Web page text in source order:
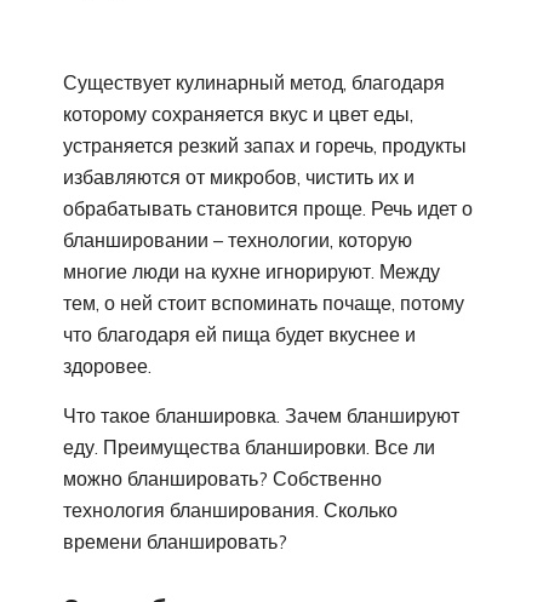
Существует кулинарный метод, благодаря
которому сохраняется вкус и цвет еды,
устраняется резкий запах и горечь, продукты
избавляются от микробов, чистить их и
обрабатывать становится проще. Речь идет о
бланшировании – технологии, которую
многие люди на кухне игнорируют. Между
тем, о ней стоит вспоминать почаще, потому
что благодаря ей пища будет вкуснее и
здоровее.
Что такое бланшировка. Зачем бланшируют
еду. Преимущества бланшировки. Все ли
можно бланшировать? Собственно
технология бланширования. Сколько
времени бланшировать?